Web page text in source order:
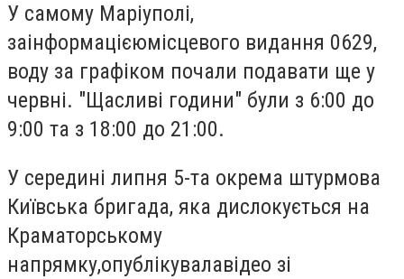
У самому Маріуполі,
заінформацієюмісцевого видання 0629,
воду за графіком почали подавати ще у
червні. "Щасливі години" були з 6:00 до
9:00 та з 18:00 до 21:00.
У середині липня 5-та окрема штурмова
Київська бригада, яка дислокується на
Краматорському
напрямку,опублікувалавідео зі